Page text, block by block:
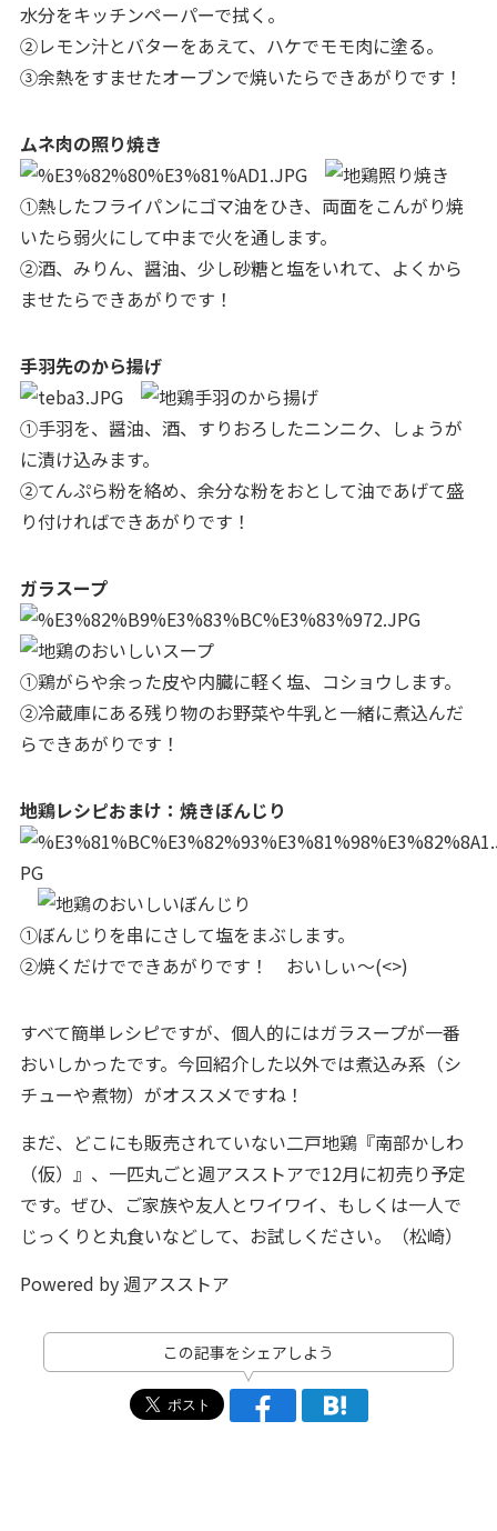
水分をキッチンペーパーで拭く。
②レモン汁とバターをあえて、ハケでモモ肉に塗る。
③余熱をすませたオーブンで焼いたらできあがりです！
ムネ肉の照り焼き
①熱したフライパンにゴマ油をひき、両面をこんがり焼
いたら弱火にして中まで火を通します。
②酒、みりん、醤油、少し砂糖と塩をいれて、よくから
ませたらできあがりです！
手羽先のから揚げ
①手羽を、醤油、酒、すりおろしたニンニク、しょうが
に漬け込みます。
②てんぷら粉を絡め、余分な粉をおとして油であげて盛
り付ければできあがりです！
ガラスープ
①鶏がらや余った皮や内臓に軽く塩、コショウします。
②冷蔵庫にある残り物のお野菜や牛乳と一緒に煮込んだ
らできあがりです！
地鶏レシピおまけ：焼きぼんじり
①ぼんじりを串にさして塩をまぶします。
②焼くだけでできあがりです！ おいしぃ～(<>)
すべて簡単レシピですが、個人的にはガラスープが一番
おいしかったです。今回紹介した以外では煮込み系（シ
チューや煮物）がオススメですね！
まだ、どこにも販売されていない二戸地鶏『南部かしわ
（仮）』、一匹丸ごと週アスストアで12月に初売り予定
です。ぜひ、ご家族や友人とワイワイ、もしくは一人で
じっくりと丸食いなどして、お試しください。（松崎）
Powered by 週アスストア
この記事をシェアしよう